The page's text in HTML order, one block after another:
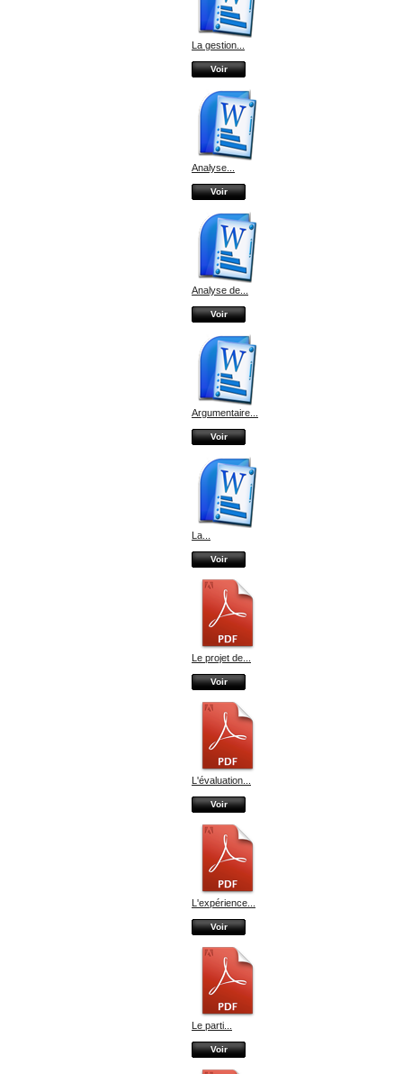
La gestion...
Voir
Analyse...
Voir
Analyse de...
Voir
Argumentaire...
Voir
La...
Voir
Le projet de...
Voir
L'évaluation...
Voir
L'expérience...
Voir
Le parti...
Voir